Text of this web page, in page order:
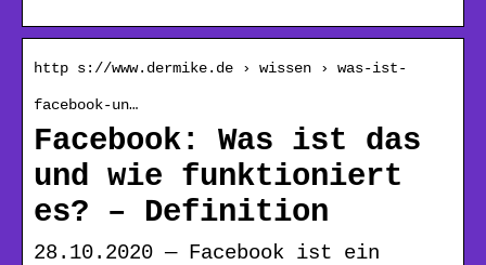
http s://www.dermike.de › wissen › was-ist-
facebook-un…
Facebook: Was ist das
und wie funktioniert
es? – Definition
28.10.2020 — Facebook ist ein